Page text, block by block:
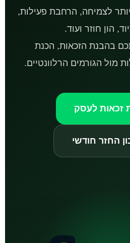
לצמיחה, הרחבת פעילות,
הון חוזר ועוד.
בהבנת הזכאות, הכנת
מול הגורמים הרלוונטיים.
זכאות לעסק
החזר חודשי